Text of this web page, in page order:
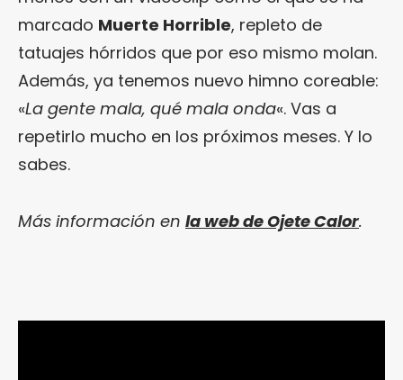
marcado Muerte Horrible, repleto de
tatuajes hórridos que por eso mismo molan.
Además, ya tenemos nuevo himno coreable:
«La gente mala, qué mala onda«. Vas a
repetirlo mucho en los próximos meses. Y lo
sabes.
Más información en la web de Ojete Calor.